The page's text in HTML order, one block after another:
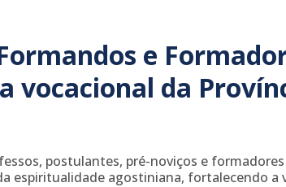
e
vocacional da
postulantes, pré-noviços e
espiritualidade agostiniana, fortalecendo a